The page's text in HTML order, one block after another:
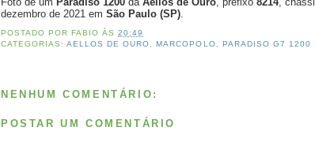
dezembro de 2021 em São Paulo (SP).
POSTADO PORFABIO ÀS20:49
CATEGORIAS:AELLOS DE OURO,MARCOPOLO, PARADISO G7 1200
NENHUM COMENTÁRIO:
POSTAR UM COMENTÁRIO